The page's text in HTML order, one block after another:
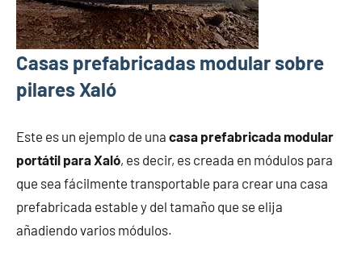
Casas prefabricadas modular sobre
pilares Xaló
Este es un ejemplo de una casa prefabricada modular
portátil para Xaló, es decir, es creada en módulos para
que sea fácilmente transportable para crear una casa
prefabricada estable y del tamaño que se elija
añadiendo varios módulos.